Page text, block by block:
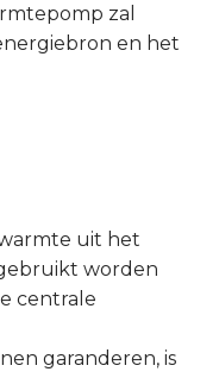
zal
en het
uit het
worden
centrale
garanderen, is